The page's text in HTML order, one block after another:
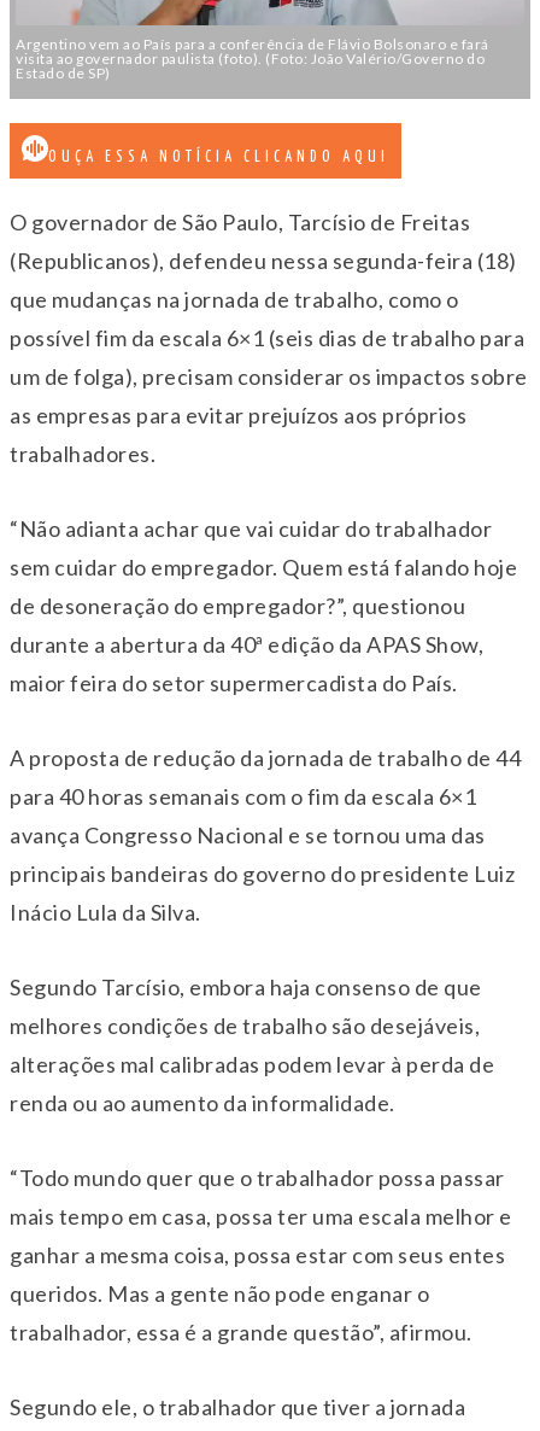
Argentino vem ao País para a conferência de Flávio Bolsonaro e fará
visita ao governador paulista (foto). (Foto: João Valério/Governo do
Estado de SP)
OUÇA ESSA NOTÍCIA CLICANDO AQUI
O governador de São Paulo, Tarcísio de Freitas
(Republicanos), defendeu nessa segunda-feira (18)
que mudanças na jornada de trabalho, como o
possível fim da escala 6×1 (seis dias de trabalho para
um de folga), precisam considerar os impactos sobre
as empresas para evitar prejuízos aos próprios
trabalhadores.
“Não adianta achar que vai cuidar do trabalhador
sem cuidar do empregador. Quem está falando hoje
de desoneração do empregador?”, questionou
durante a abertura da 40ª edição da APAS Show,
maior feira do setor supermercadista do País.
A proposta de redução da jornada de trabalho de 44
para 40 horas semanais com o fim da escala 6×1
avança Congresso Nacional e se tornou uma das
principais bandeiras do governo do presidente Luiz
Inácio Lula da Silva.
Segundo Tarcísio, embora haja consenso de que
melhores condições de trabalho são desejáveis,
alterações mal calibradas podem levar à perda de
renda ou ao aumento da informalidade.
“Todo mundo quer que o trabalhador possa passar
mais tempo em casa, possa ter uma escala melhor e
ganhar a mesma coisa, possa estar com seus entes
queridos. Mas a gente não pode enganar o
trabalhador, essa é a grande questão”, afirmou.
Segundo ele, o trabalhador que tiver a jornada